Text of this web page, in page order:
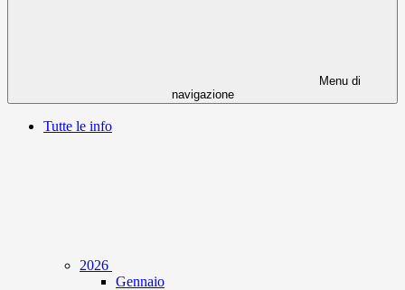
Menu di
navigazione
Tutte le info
2026
Gennaio